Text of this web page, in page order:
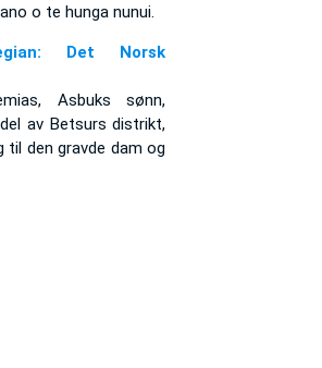
o te hunga nunui.
Det Norsk
Asbuks sønn,
av Betsurs distrikt,
til den gravde dam og